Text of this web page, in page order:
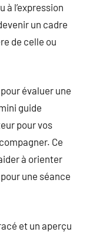
à l’expression
un cadre
de celle ou
évaluer une
guide
pour vos
Ce
à orienter
une séance
et un aperçu